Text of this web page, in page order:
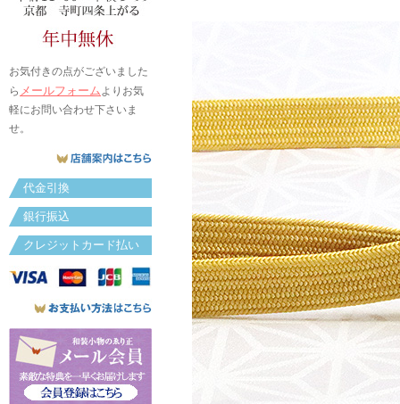
お気付きの点がございました
ら メールフォームよりお気
軽にお問い合わせ下さいま
せ。
代金引換
銀行振込
クレジットカード払い